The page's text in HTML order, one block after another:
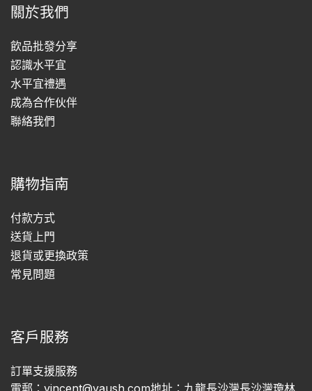
關於我們
飲品批發分享
認識水平宜
水平宜禮遇
成為合作伙伴
聯絡我們
購物指南
付款方式
送貨上門
退貨或更換政策
常見問題
客戶服務
訂單支援服務
電郵：vincent@yaush.com地址：九龍長沙灣長沙灣瓊林